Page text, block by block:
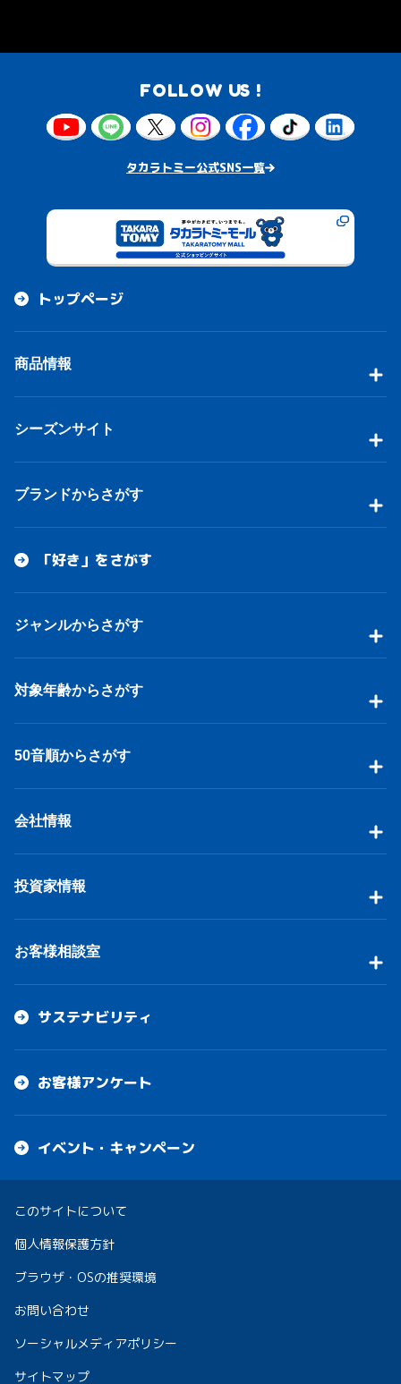
FOLLOW US !
タカラトミー公式SNS一覧
トップページ
商品情報
シーズンサイト
ブランドからさがす
「好き」をさがす
ジャンルからさがす
対象年齢からさがす
50音順からさがす
会社情報
投資家情報
お客様相談室
サステナビリティ
お客様アンケート
イベント・キャンペーン
このサイトについて
個人情報保護方針
ブラウザ・OSの推奨環境
お問い合わせ
ソーシャルメディアポリシー
サイトマップ